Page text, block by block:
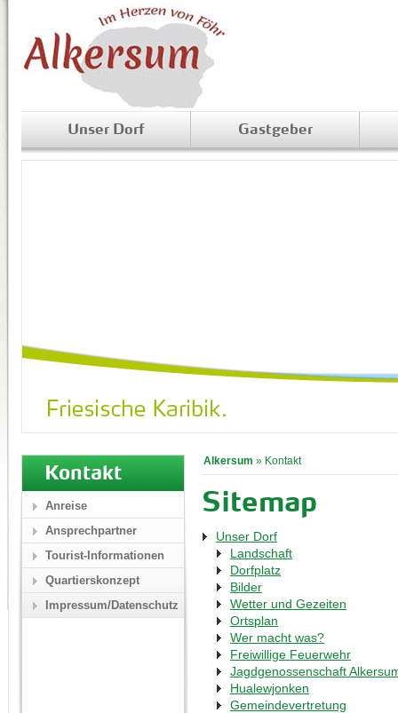
Unser Dorf Gastgeber
Alkersum » Kontakt
Sitemap
Unser Dorf
Landschaft
Dorfplatz
Bilder
Wetter und Gezeiten
Ortsplan
Wer macht was?
Freiwillige Feuerwehr
Jagdgenossenschaft
Hualewjonken
Gemeindevertretung
Kontakt
Anreise
Ansprechpartner
Tourist-Informationen
Quartierskonzept
Impressum/Datenschutz